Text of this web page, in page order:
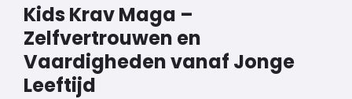
Kids Krav Maga –
Zelfvertrouwen en
Vaardigheden vanaf Jonge
Leeftijd